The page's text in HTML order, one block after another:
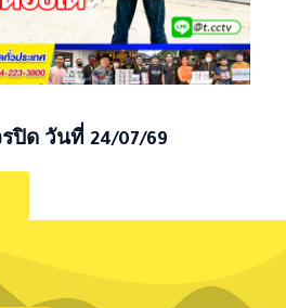
ปิด วันที่ 24/07/69